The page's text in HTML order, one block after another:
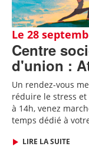
Le 28
Centre
d'union :
Un rendez-vous
réduire le stress
à 14h, venez
temps dédié à
LIRE LA SUITE